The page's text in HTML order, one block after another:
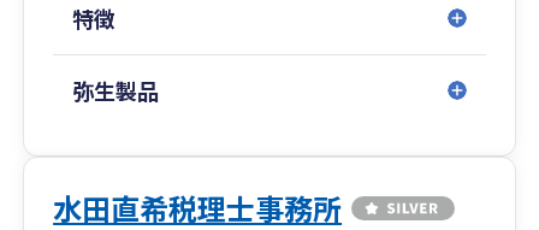
特徴
弥生製品
水田直希税理士事務所